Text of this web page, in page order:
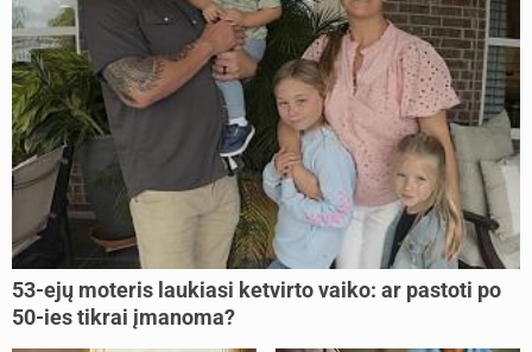
53-ejų moteris laukiasi ketvirto vaiko: ar pastoti po
50-ies tikrai įmanoma?